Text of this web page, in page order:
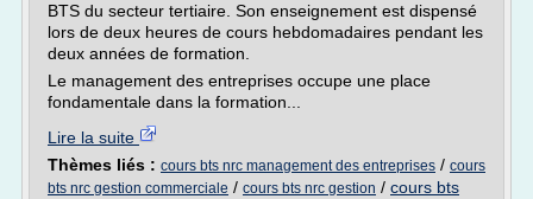
BTS du secteur tertiaire. Son enseignement est dispensé
lors de deux heures de cours hebdomadaires pendant les
deux années de formation.
Le management des entreprises occupe une place
fondamentale dans la formation...
Lire la suite
Thèmes liés : cours bts nrc management des entreprises / cours
bts nrc gestion commerciale / cours bts nrc gestion / cours bts